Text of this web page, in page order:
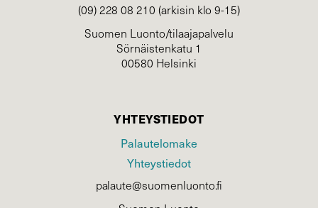
(09) 228 08 210 (arkisin klo 9-15)
Suomen Luonto/tilaajapalvelu
Sörnäistenkatu 1
00580 Helsinki
YHTEYSTIEDOT
Palautelomake
Yhteystiedot
palaute@suomenluonto.fi